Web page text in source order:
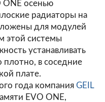
ONE осенью
радиаторы на
для модулей
этой системы
устанавливать
в соседние
плате.
года компания GEIL
EVO ONE,